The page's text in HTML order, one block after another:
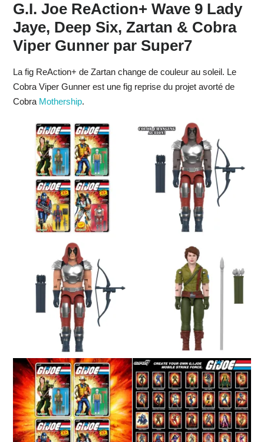
G.I. Joe ReAction+ Wave 9 Lady
Jaye, Deep Six, Zartan & Cobra
Viper Gunner par Super7
La fig ReAction+ de Zartan change de couleur au soleil. Le
Cobra Viper Gunner est une fig reprise du projet avorté de
Cobra Mothership.